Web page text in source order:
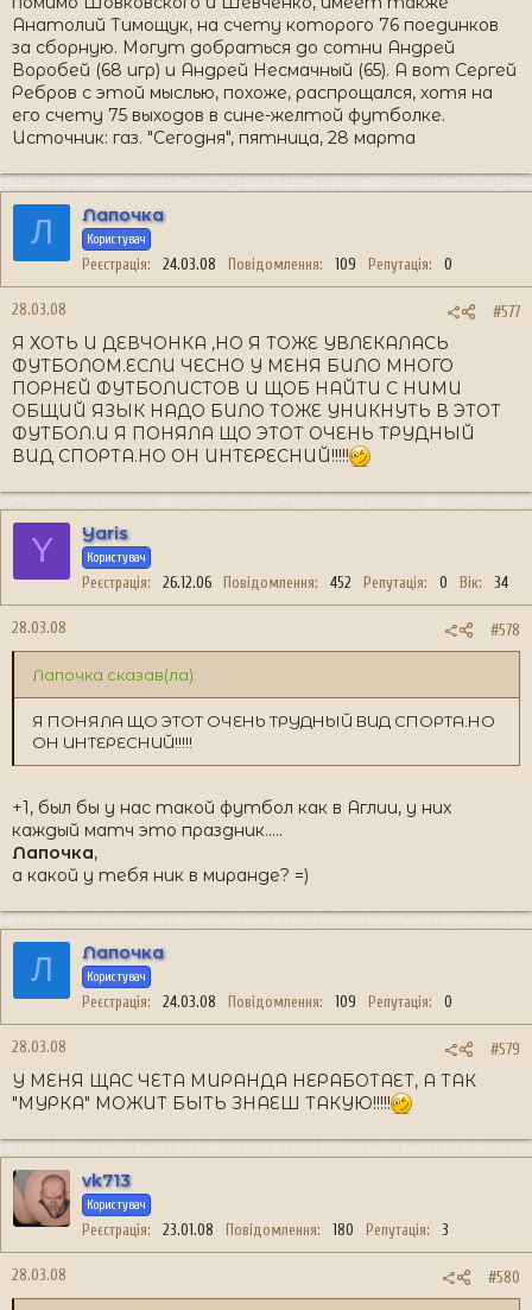
Анатолий Тимощук, на счету которого 76 поединков
за сборную. Могут добраться до сотни Андрей
Воробей (68 игр) и Андрей Несмачный (65). А вот Сергей
Ребров с этой мыслью, похоже, распрощался, хотя на
его счету 75 выходов в сине-желтой футболке.
Источник: газ. "Сегодня", пятница, 28 марта
Л Лапочка
Користувач
Реєстрація 24.03.08 Повідомлення 109 Репутація 0
28.03.08 #577
Я ХОТЬ И ДЕВЧОНКА ,НО Я ТОЖЕ УВЛЕКАЛАСЬ
ФУТБОЛОМ.ЕСЛИ ЧЕСНО У МЕНЯ БИЛО МНОГО
ПОРНЕЙ ФУТБОЛИСТОВ И ЩОБ НАЙТИ С НИМИ
ОБЩИЙ ЯЗЫК НАДО БИЛО ТОЖЕ УНИКНУТЬ В ЭТОТ
ФУТБОЛ.И Я ПОНЯЛА ЩО ЭТОТ ОЧЕНЬ ТРУДНЫЙ
ВИД СПОРТА.НО ОН ИНТЕРЕСНИЙ!!!!!
Y Yaris
Користувач
Реєстрація 26.12.06 Повідомлення 452 Репутація 0 Вік 34
28.03.08 #578
Лапочка сказав(ла):
Я ПОНЯЛА ЩО ЭТОТ ОЧЕНЬ ТРУДНЫЙ ВИД СПОРТА.НО
ОН ИНТЕРЕСНИЙ!!!!!
+1, был бы у нас такой футбол как в Аглии, у них
каждый матч это праздник.....
Лапочка,
а какой у тебя ник в миранде? =)
Л Лапочка
Користувач
Реєстрація 24.03.08 Повідомлення 109 Репутація 0
28.03.08 #579
У МЕНЯ ЩАС ЧЕТА МИРАНДА НЕРАБОТАЕТ, А ТАК
"МУРКА" МОЖИТ БЫТЬ ЗНАЕШ ТАКУЮ!!!!!
vk713
Користувач
Реєстрація 23.01.08 Повідомлення 180 Репутація 3
28.03.08 #580